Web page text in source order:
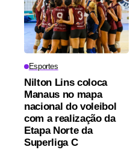
Esportes
Nilton Lins coloca
Manaus no mapa
nacional do voleibol
com a realização da
Etapa Norte da
Superliga C